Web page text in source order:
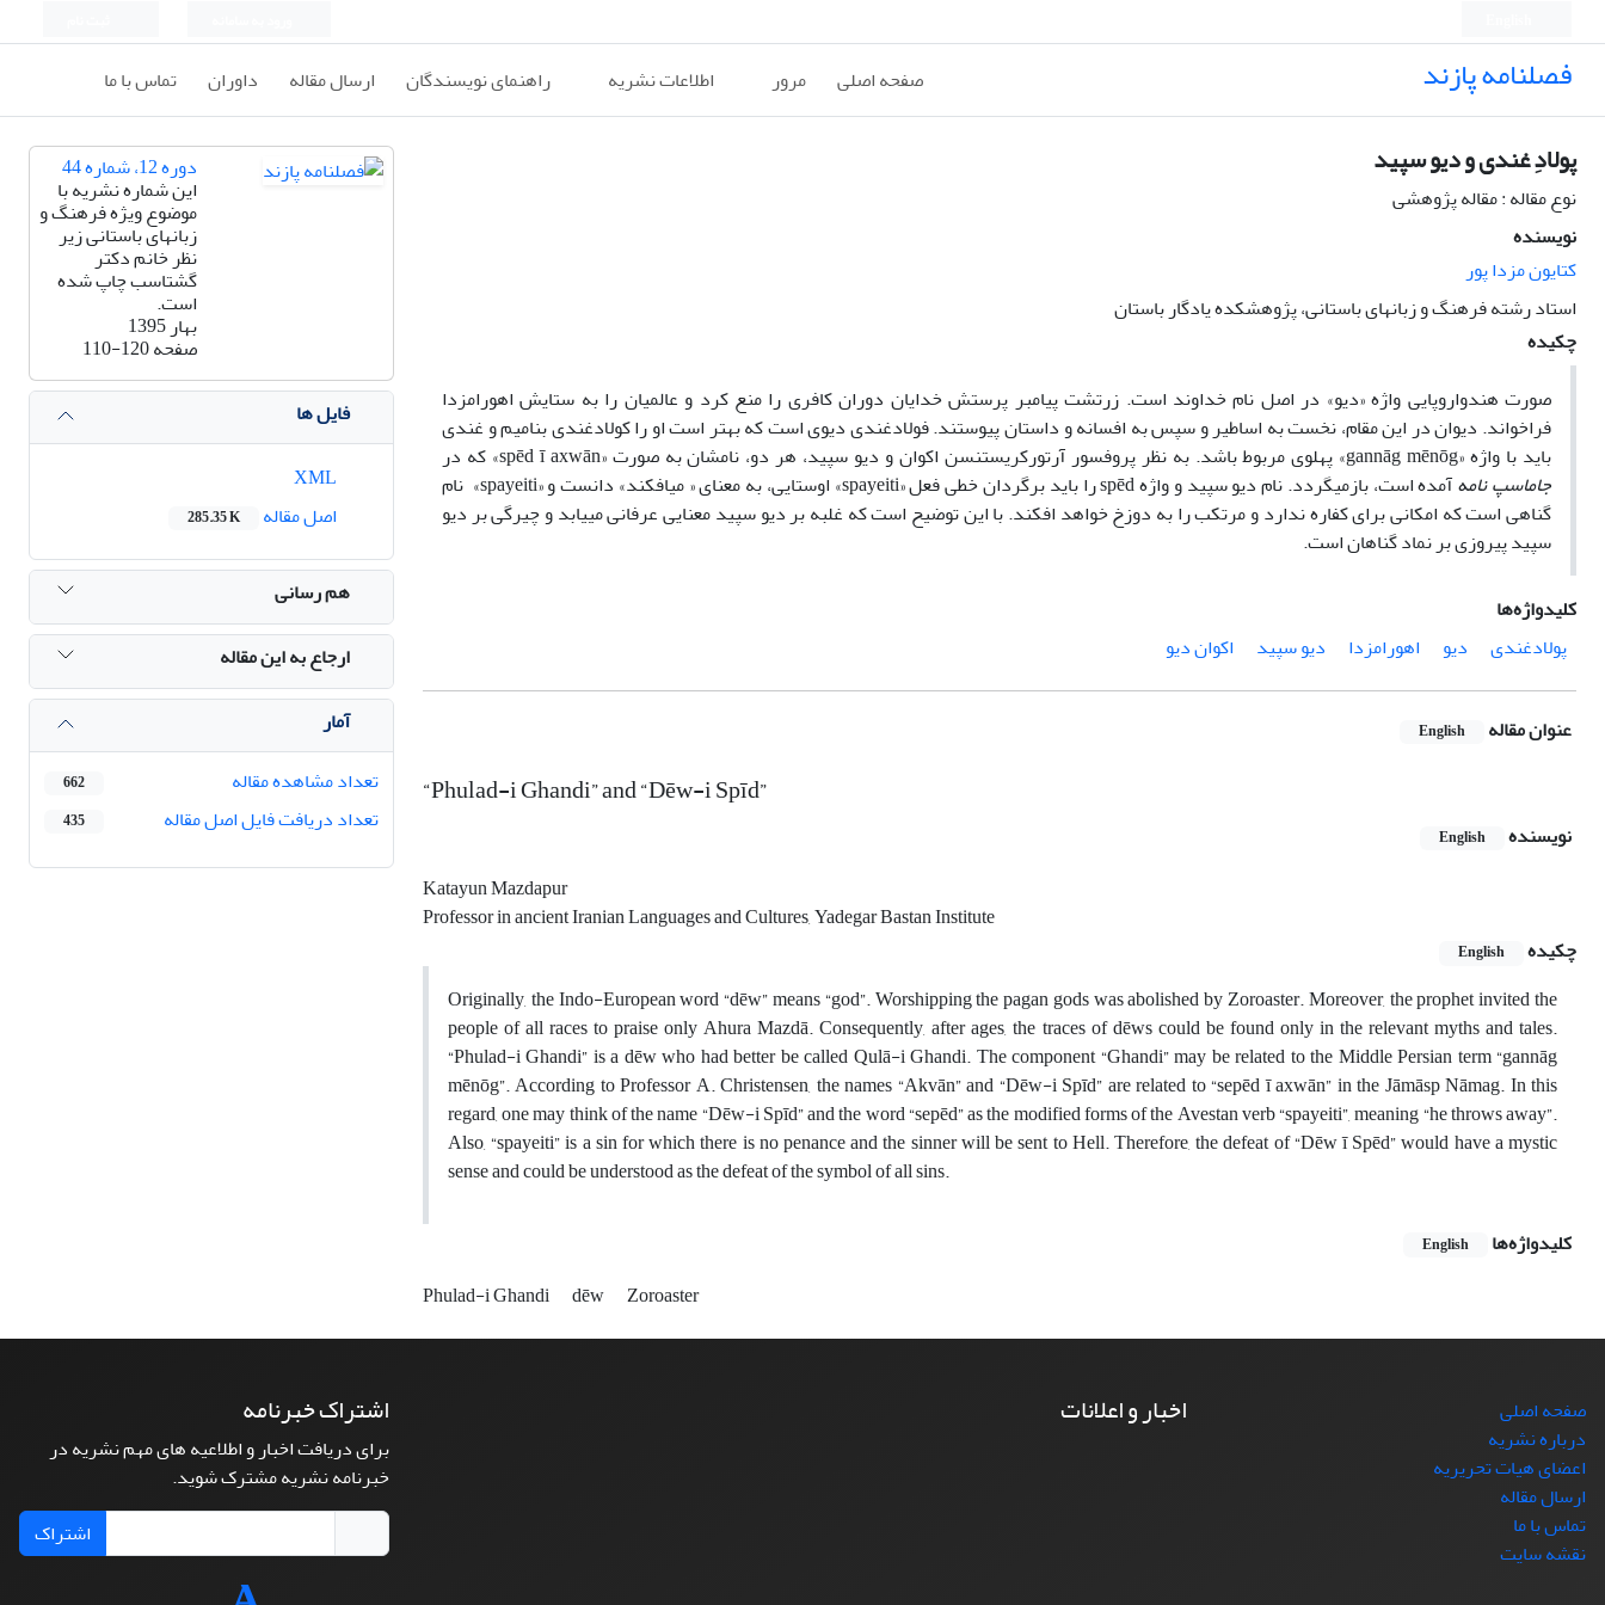
فصلنامه پازند صفحه اصلی مرور اطلاعات نشریه راهنمای نویسندگان ارسال مقاله داوران تماس با ما
پولادِ غندی و دیو سپید
نوع مقاله : مقاله پژوهشی
نویسنده
کتایون مزدا پور
استاد رشته فرهنگ و زبانهای باستانی، پژوهشکده یادگار باستان
چکیده
صورت هندواروپایی واژه «دیو» در اصل نام خداوند است. زرتشت پیامبر پرستش خدایان دوران کافری را منع کرد و عالمیان را به ستایش اهورامزدا
فراخواند. دیوان در این مقام، نخست به اساطیر و سپس به افسانه و داستان پیوستند. فولادغندی دیوی است که بهتر است او را کولادغندی بنامیم و غندی
باید با واژه «gannāg mēnōg» پهلوی مربوط باشد. به نظر پروفسور آرتورکریستن­سن اکوان و دیو سپید، هر دو، نامشان به صورت «spēd ī axwān» که در
جاماسپ نامه
آمده است، بازمی­گردد. نام دیو سپید و واژه spēd را باید برگردان خطی فعل «spayeiti» اوستایی، به معنای « می­افکند» دانست و «spayeiti» نام
گناهی است که امکانی برای کفاره ندارد و مرتکب را به دوزخ خواهد افکند. با این توضیح است که غلبه بر دیو سپید معنایی عرفانی می­یابد و چیرگی بر دیو
سپید پیروزی بر نماد گناهان است.
کلیدواژه‌ها
پولادغندی
دیو اهورامزدا دیو سپید اکوان دیو
عنوان مقاله English
“Phulad-i Ghandi” and “Dēw-i Spīd”
نویسنده English
Katayun Mazdapur
Professor in ancient Iranian Languages and Cultures, Yadegar Bastan Institute
چکیده
English
Originally, the Indo-European word “dēw” means “god”. Worshipping the pagan gods was abolished by Zoroaster. Moreover, the prophet invited the
people of all races to praise only Ahura Mazdā. Consequently, after ages, the traces of dēws could be found only in the relevant myths and tales.
“Phulad-i Ghandi” is a dēw who had better be called Qulā-i Ghandi. The component “Ghandi” may be related to the Middle Persian term “gannāg
mēnōg”. According to Professor A. Christensen, the names “Akvān” and “Dēw-i Spīd” are related to “sepēd ī axwān” in the Jāmāsp Nāmag. In this
regard, one may think of the name “Dēw-i Spīd” and the word “sepēd” as the modified forms of the Avestan verb “spayeiti”, meaning “he throws away”.
Also, “spayeiti” is a sin for which there is no penance and the sinner will be sent to Hell. Therefore, the defeat of “Dēw ī Spēd” would have a mystic
sense and could be understood as the defeat of the symbol of all sins.
کلیدواژه‌ها
English
Phulad-i Ghandi dēw Zoroaster
دوره 12، شماره 44
این شماره نشریه با
موضوع ویژه فرهنگ و
زبانهای باستانی زیر
نظر خانم دکتر
گشتاسب چاپ شده
است.
بهار 1395
صفحه110-120
فایل ها
اصل مقاله
285.35 K
هم رسانی
ارجاع به این مقاله
آمار
تعداد مشاهده مقاله
662
تعداد دریافت فایل اصل مقاله 435
صفحه اصلی
درباره نشریه
اعضای هیات تحریریه
ارسال مقاله
تماس با ما
نقشه سایت
اخبار و اعلانات اشتراک خبرنامه
برای دریافت اخبار و اطلاعیه های مهم نشریه در
خبرنامه نشریه مشترک شوید.
اشتراک